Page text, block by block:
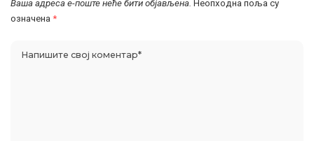
Ваша адреса е-поште неће бити објављена. Неопходна поља су
означена *